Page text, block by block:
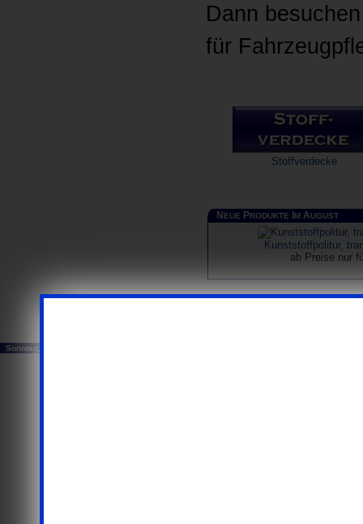
Dann
für
Stoffverdecke
N EUE PRODUKTE M AUGUST
Kunststoffpolitur,
ab Preise nur
Sonntag, 09. August 2026